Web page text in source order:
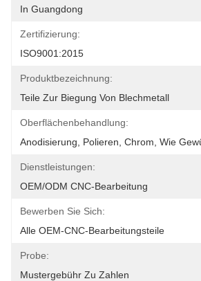
In Guangdong
Zertifizierung:
ISO9001:2015
Produktbezeichnung:
Teile Zur Biegung Von Blechmetall
Oberflächenbehandlung:
Anodisierung, Polieren, Chrom, Wie
Dienstleistungen:
OEM/ODM CNC-Bearbeitung
Bewerben Sie Sich:
Alle OEM-CNC-Bearbeitungsteile
Probe:
Mustergebühr Zu Zahlen